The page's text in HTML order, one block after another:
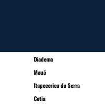
Diadema
Mauá
Itapecerica da Serra
Cotia